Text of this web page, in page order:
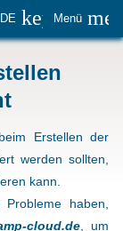
DE Menü
Erstellen der
werden sollten,
kann.
haben,
cloud.de, um